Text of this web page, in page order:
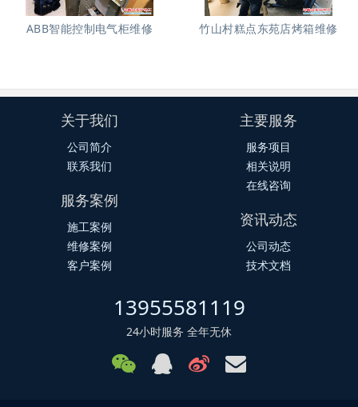
ABB智能控制电气柜维修 竹山村糕点东苑店烤箱维修
关于我们
公司简介
联系我们
主要服务
服务项目
相关说明
在线咨询
服务案例
施工案例
维修案例
客户案例
资讯动态
公司动态
技术文档
13955581119
24小时服务 全年无休